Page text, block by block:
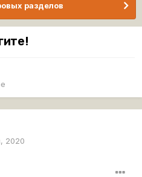
разделов
2020